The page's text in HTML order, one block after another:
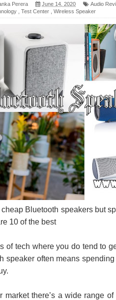
ලියන්න ගීතයේ පද පෙළ
පෙළ
Perera June 14, 2020 Audio
Test Center Wireless Speaker
Bluetooth speakers but
10 of the best
of tech where you do tend to
speaker often means
market there’s a wide range